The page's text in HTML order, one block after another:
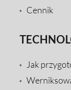
Cennik
Jak